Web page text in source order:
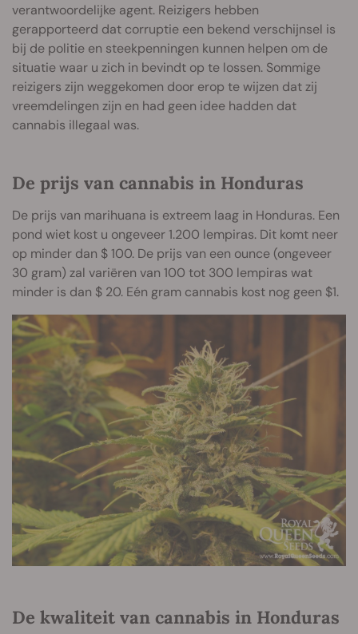
verantwoordelijke agent. Reizigers hebben
gerapporteerd dat corruptie een bekend verschijnsel is
bij de politie en steekpenningen kunnen helpen om de
situatie waar u zich in bevindt op te lossen. Sommige
reizigers zijn weggekomen door erop te wijzen dat zij
vreemdelingen zijn en had geen idee hadden dat
cannabis illegaal was.
De prijs van cannabis in Honduras
De prijs van marihuana is extreem laag in Honduras. Een
pond wiet kost u ongeveer 1.200 lempiras. Dit komt neer
op minder dan $ 100. De prijs van een ounce (ongeveer
30 gram) zal variëren van 100 tot 300 lempiras wat
minder is dan $ 20. Eén gram cannabis kost nog geen $1.
De kwaliteit van cannabis in Honduras